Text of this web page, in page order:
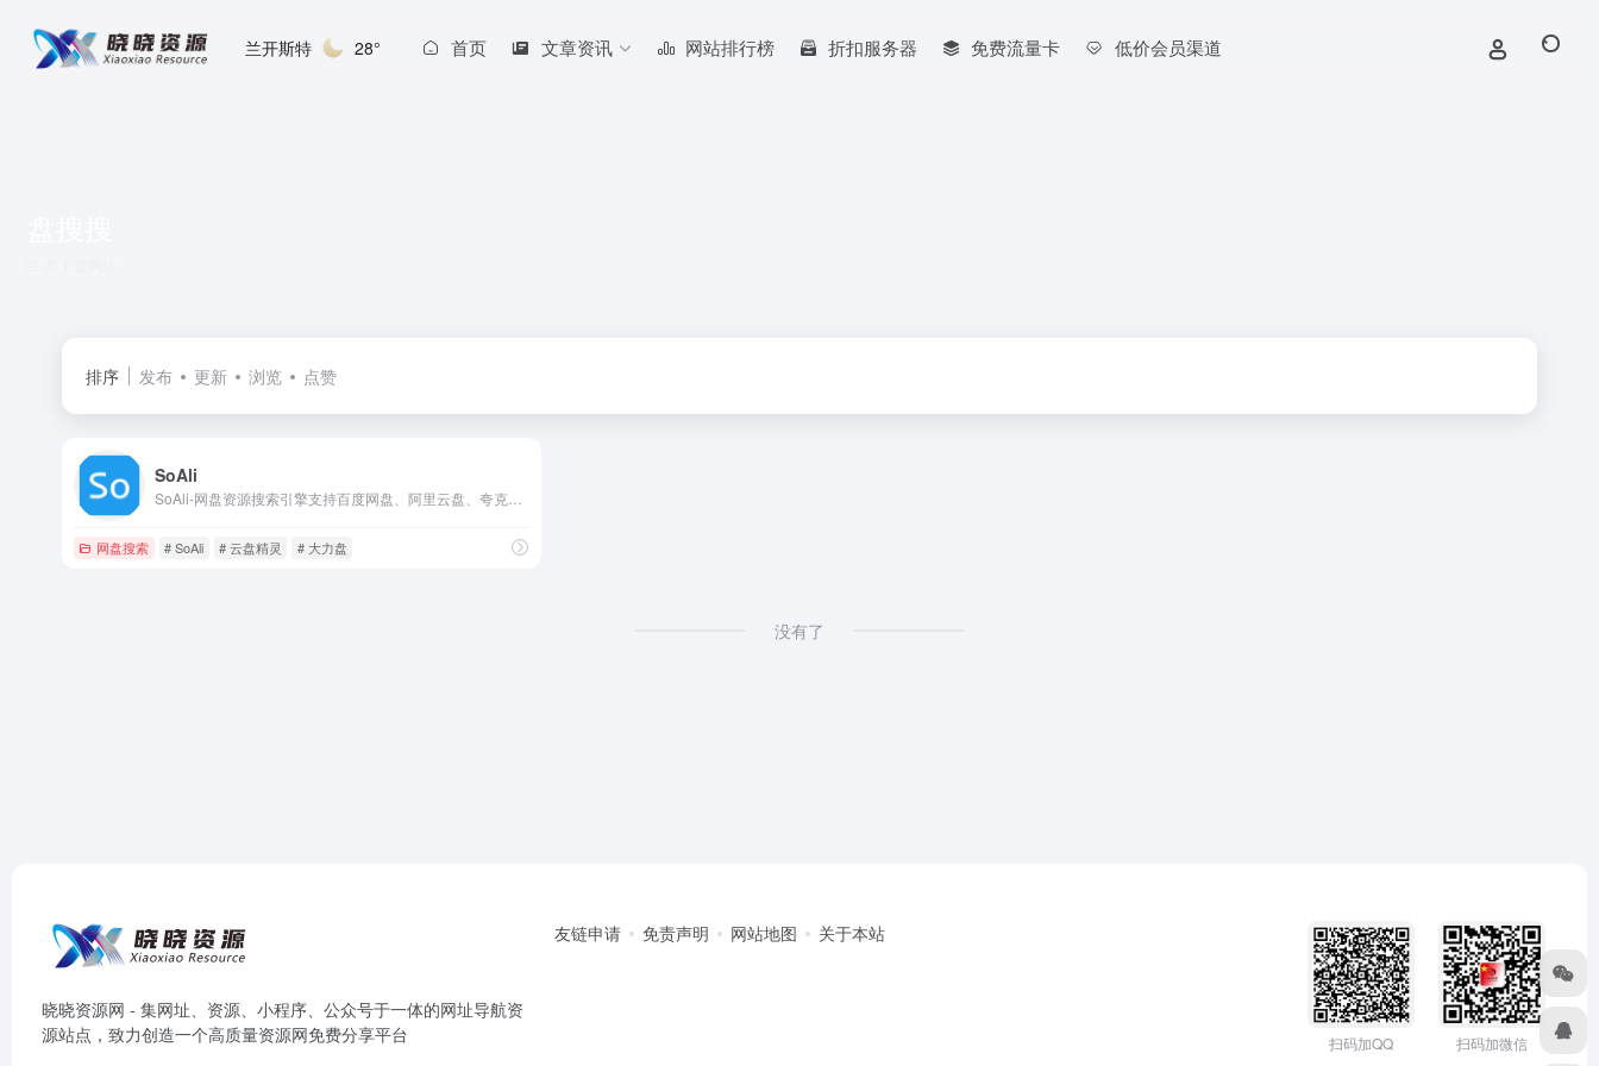
兰开斯特 28° 首页 文章资讯 网站排行榜 折扣服务器 免费流量卡 低价会员渠道
排序 发布 更新 浏览 点赞
SoAli
网盘搜索 # SoAli # 云盘精灵 # 大力盘
没有了
晓晓资源网 - 集网址、资源、小程序、公众号于一体的网址导航资
源站点，致力创造一个高质量资源网免费分享平台
友链申请 免责声明 网站地图 关于本站
扫码加QQ 扫码加微信